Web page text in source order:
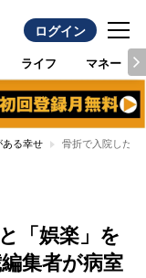
ログイン
ライフ マネー
ある幸せ 骨折で入院した
「娯楽」を
集者が病室